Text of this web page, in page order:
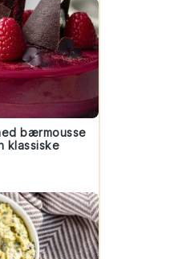
bærmousse
klassiske